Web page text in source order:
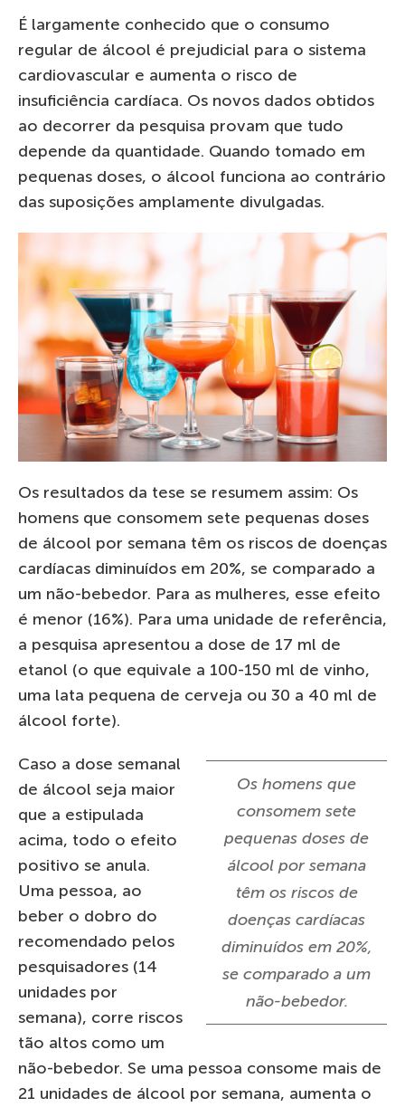
É largamente conhecido que o consumo
regular de álcool é prejudicial para o sistema
cardiovascular e aumenta o risco de
insuficiência cardíaca. Os novos dados obtidos
ao decorrer da pesquisa provam que tudo
depende da quantidade. Quando tomado em
pequenas doses, o álcool funciona ao contrário
das suposições amplamente divulgadas.
Os resultados da tese se resumem assim: Os
homens que consomem sete pequenas doses
de álcool por semana têm os riscos de doenças
cardíacas diminuídos em 20%, se comparado a
um não-bebedor. Para as mulheres, esse efeito
é menor (16%). Para uma unidade de referência,
a pesquisa apresentou a dose de 17 ml de
etanol (o que equivale a 100-150 ml de vinho,
uma lata pequena de cerveja ou 30 a 40 ml de
álcool forte).
Os homens que
consomem sete
pequenas doses de
álcool por semana
têm os riscos de
doenças cardíacas
diminuídos em 20%,
se comparado a um
não-bebedor.
Caso a dose semanal
de álcool seja maior
que a estipulada
acima, todo o efeito
positivo se anula.
Uma pessoa, ao
beber o dobro do
recomendado pelos
pesquisadores (14
unidades por
semana), corre riscos
tão altos como um
não-bebedor. Se uma pessoa consome mais de
21 unidades de álcool por semana, aumenta o